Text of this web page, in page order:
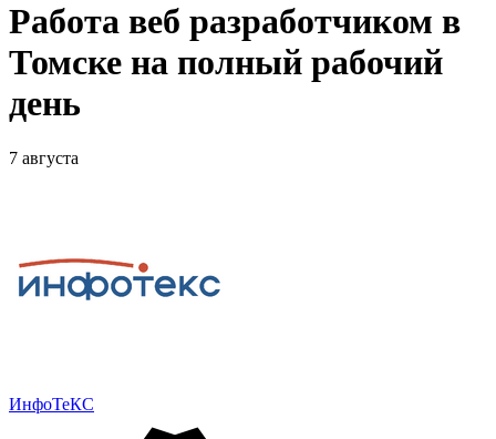
Работа веб разработчиком в
Томске на полный рабочий
день
7 августа
ИнфоТеКС